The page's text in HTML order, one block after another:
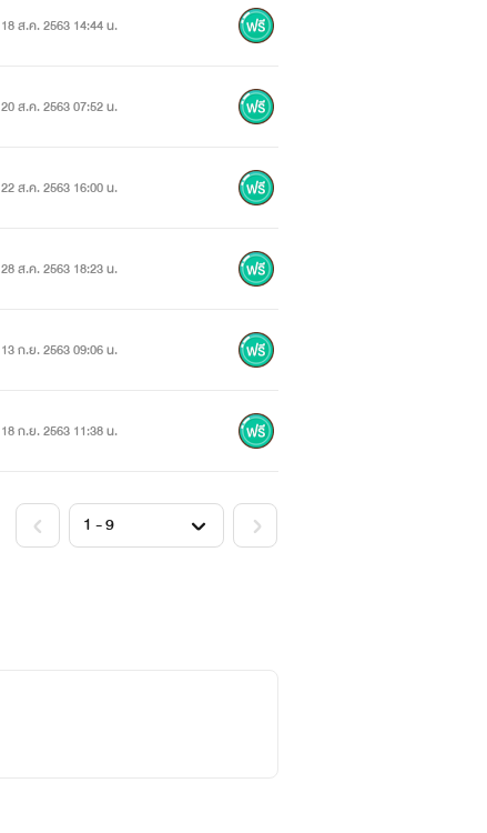
18 ส.ค. 2563 14:44 น.
20 ส.ค. 2563 07:52 น.
22 ส.ค. 2563 16:00 น.
28 ส.ค. 2563 18:23 น.
13 ก.ย. 2563 09:06 น.
18 ก.ย. 2563 11:38 น.